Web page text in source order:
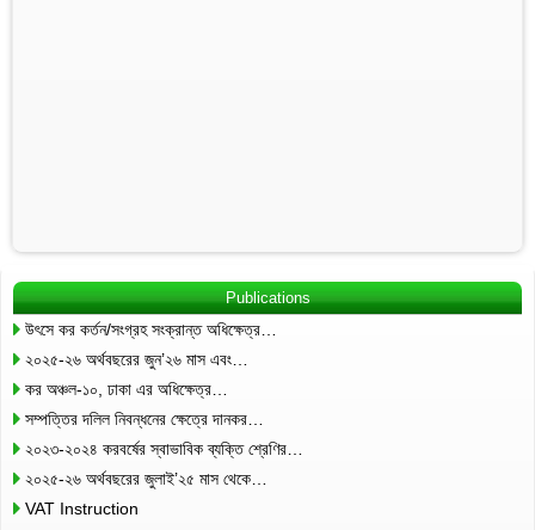
Publications
উৎসে কর কর্তন/সংগ্রহ সংক্রান্ত অধিক্ষেত্র…
২০২৫-২৬ অর্থবছরের জুন’২৬ মাস এবং…
কর অঞ্চল-১০, ঢাকা এর অধিক্ষেত্র…
সম্পত্তির দলিল নিবন্ধনের ক্ষেত্রে দানকর…
২০২৩-২০২৪ করবর্ষের স্বাভাবিক ব্যক্তি শ্রেণির…
২০২৫-২৬ অর্থবছরের জুলাই’২৫ মাস থেকে…
VAT Instruction